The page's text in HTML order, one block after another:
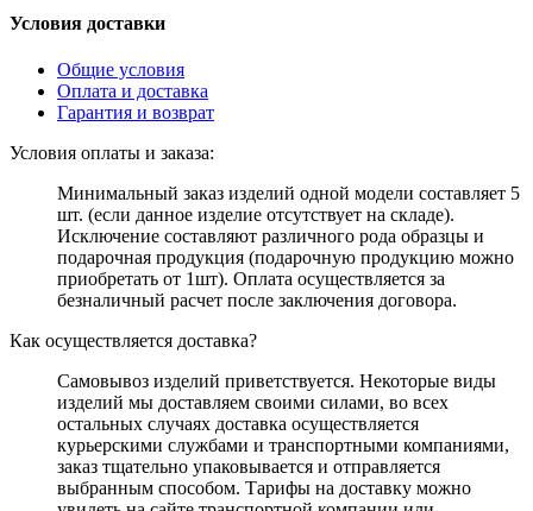
Условия доставки
Общие условия
Оплата и доставка
Гарантия и возврат
Условия оплаты и заказа:
Минимальный заказ изделий одной модели составляет 5
шт. (если данное изделие отсутствует на складе).
Исключение составляют различного рода образцы и
подарочная продукция (подарочную продукцию можно
приобретать от 1шт). Оплата осуществляется за
безналичный расчет после заключения договора.
Как осуществляется доставка?
Самовывоз изделий приветствуется. Некоторые виды
изделий мы доставляем своими силами, во всех
остальных случаях доставка осуществляется
курьерскими службами и транспортными компаниями,
заказ тщательно упаковывается и отправляется
выбранным способом. Тарифы на доставку можно